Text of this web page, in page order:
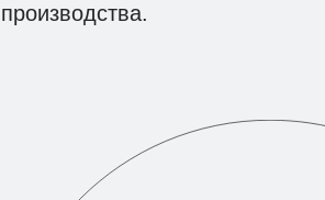
производства.